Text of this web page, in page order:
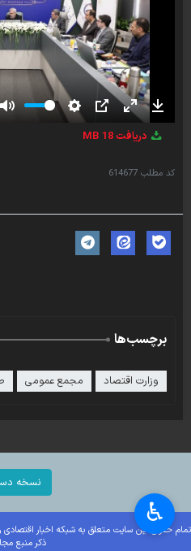
Settings
Enter
fullscreenدریافت18 MB
کد مطلب 614677
برچسب‌ها
وزارت اقتصاد مجمع عمومی
نسخه
تمام حقوق این سایت متعلق به شبکه اخبار اقتصادی و
ذکر منبع
♿︎